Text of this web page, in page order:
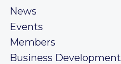
News
Events
Members
Business Development